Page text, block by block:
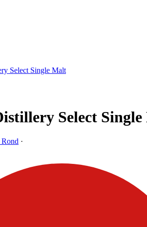
Select Single Malt
Select
·